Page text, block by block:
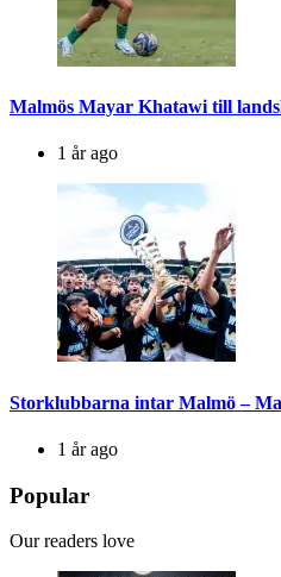
Malmös Mayar Khatawi till
1 år ago
Storklubbarna intar Malmö –
1 år ago
Popular
Our readers love